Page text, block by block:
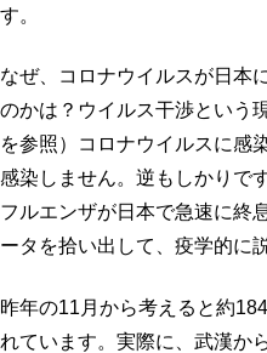
す。
なぜ、コロナウイルスが日本
のかは？ウイルス干渉という
を参照）コロナウイルスに感
感染しません。逆もしかりで
フルエンザが日本で急速に終
ータを拾い出して、疫学的に
昨年の11月から考えると約
れています。実際に、武漢か